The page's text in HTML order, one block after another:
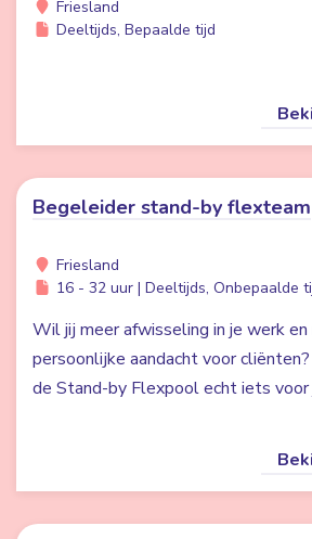
Friesland
Deeltijds, Bepaalde tijd
Begeleider stand-by flexteam
Friesland
16 - 32 uur | Deeltijds, Onbepaalde
Wil jij meer afwisseling in je werk
persoonlijke aandacht voor
de Stand-by Flexpool echt iets voor